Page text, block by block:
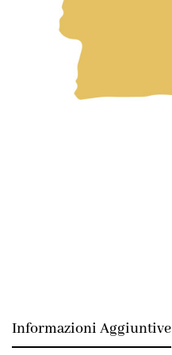
Informazioni Aggiuntive